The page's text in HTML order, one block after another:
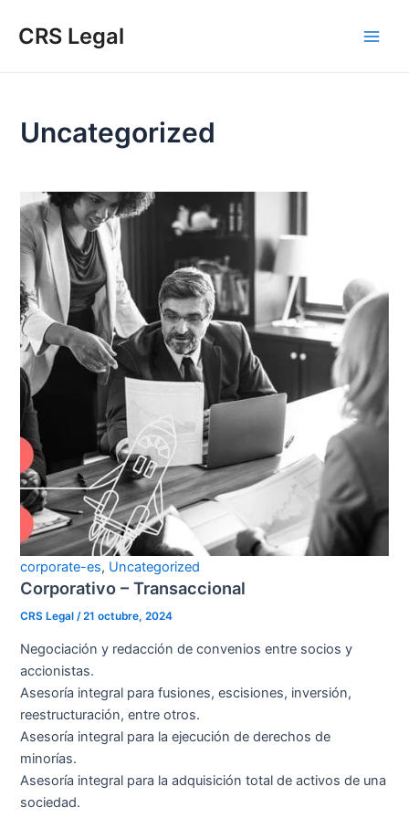
CRS Legal
Uncategorized
corporate-es, Uncategorized
Corporativo – Transaccional
CRS Legal/21 octubre, 2024
Negociación y redacción de convenios entre socios y
accionistas.
Asesoría integral para fusiones, escisiones, inversión,
reestructuración, entre otros.
Asesoría integral para la ejecución de derechos de
minorías.
Asesoría integral para la adquisición total de activos de una
sociedad.